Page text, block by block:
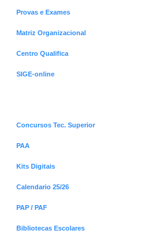
Provas e Exames
Matriz Organizacional
Centro Qualifica
SIGE-online
Concursos Tec. Superior
PAA
Kits Digitais
Calendario 25/26
PAP / PAF
Bibliotecas Escolares